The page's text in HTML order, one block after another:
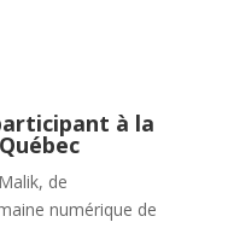
à la
de
numérique de